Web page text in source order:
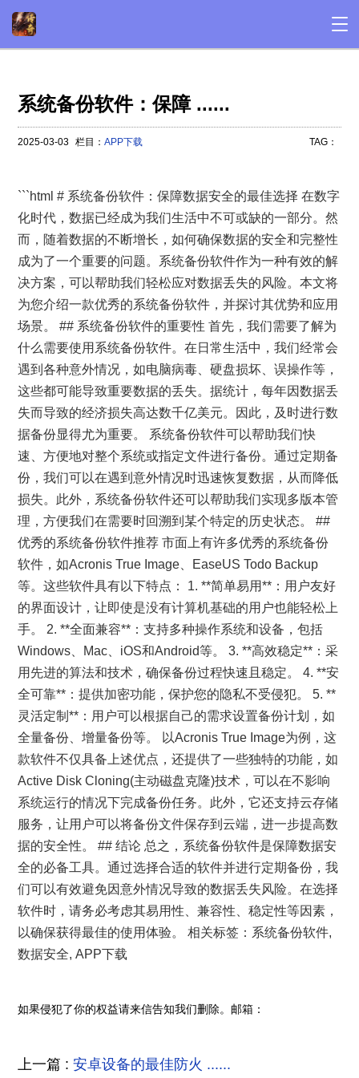
系统备份软件：保障 ......
2025-03-03 栏目：APP下载 TAG：
```html # 系统备份软件：保障数据安全的最佳选择 在数字
化时代，数据已经成为我们生活中不可或缺的一部分。然
而，随着数据的不断增长，如何确保数据的安全和完整性
成为了一个重要的问题。系统备份软件作为一种有效的解
决方案，可以帮助我们轻松应对数据丢失的风险。本文将
为您介绍一款优秀的系统备份软件，并探讨其优势和应用
场景。 ## 系统备份软件的重要性 首先，我们需要了解为
什么需要使用系统备份软件。在日常生活中，我们经常会
遇到各种意外情况，如电脑病毒、硬盘损坏、误操作等，
这些都可能导致重要数据的丢失。据统计，每年因数据丢
失而导致的经济损失高达数千亿美元。因此，及时进行数
据备份显得尤为重要。 系统备份软件可以帮助我们快
速、方便地对整个系统或指定文件进行备份。通过定期备
份，我们可以在遇到意外情况时迅速恢复数据，从而降低
损失。此外，系统备份软件还可以帮助我们实现多版本管
理，方便我们在需要时回溯到某个特定的历史状态。 ##
优秀的系统备份软件推荐 市面上有许多优秀的系统备份
软件，如Acronis True Image、EaseUS Todo Backup
等。这些软件具有以下特点： 1. **简单易用**：用户友好
的界面设计，让即使是没有计算机基础的用户也能轻松上
手。 2. **全面兼容**：支持多种操作系统和设备，包括
Windows、Mac、iOS和Android等。 3. **高效稳定**：采
用先进的算法和技术，确保备份过程快速且稳定。 4. **安
全可靠**：提供加密功能，保护您的隐私不受侵犯。 5. **
灵活定制**：用户可以根据自己的需求设置备份计划，如
全量备份、增量备份等。 以Acronis True Image为例，这
款软件不仅具备上述优点，还提供了一些独特的功能，如
Active Disk Cloning(主动磁盘克隆)技术，可以在不影响
系统运行的情况下完成备份任务。此外，它还支持云存储
服务，让用户可以将备份文件保存到云端，进一步提高数
据的安全性。 ## 结论 总之，系统备份软件是保障数据安
全的必备工具。通过选择合适的软件并进行定期备份，我
们可以有效避免因意外情况导致的数据丢失风险。在选择
软件时，请务必考虑其易用性、兼容性、稳定性等因素，
以确保获得最佳的使用体验。 相关标签：系统备份软件,
数据安全, APP下载
如果侵犯了你的权益请来信告知我们删除。邮箱：
上一篇 :安卓设备的最佳防火 ......